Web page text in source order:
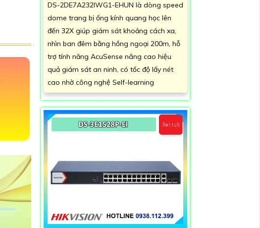
DS-2DE7A232IWG1-EHUN là dòng speed
dome trang bị ống kính quang học lên
đến 32X giúp giám sát khoảng cách xa,
nhìn ban đêm bằng hồng ngoại 200m, hỗ
trợ tính năng AcuSense nâng cao hiệu
quả giám sát an ninh, có tốc độ lấy nét
cao nhờ công nghệ Self-learning